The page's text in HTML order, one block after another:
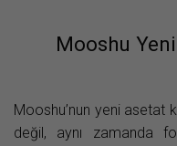
Mooshu
Mooshu’nun yeni asetat
değil, aynı zamanda